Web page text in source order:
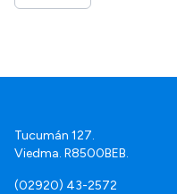
Tucumán 127.
Viedma. R8500BEB.
(02920) 43-2572